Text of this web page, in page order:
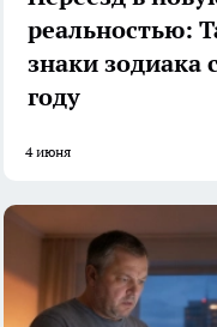
реальностью:
знаки зодиака
году
4 июня